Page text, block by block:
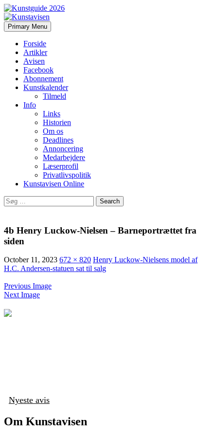
Kunstavisen
Search
Primary Menu Skip
to
Forside
Artikler
Avisen
Facebook
Abonnement
Kunstkalender
Tilmeld
Info
Links
Historien
Om os
Deadlines
Annoncering
Medarbejdere
Læserprofil
Privatlivspolitik
Kunstavisen Online
Search
for:
4b Henry Luckow-Nielsen – Barneportrættet fra
siden
October 11, 2023 672 × 820 Henry Luckow-Nielsens model af
H.C. Andersen-statuen sat til salg
Previous Image
Next Image
Nyeste avis
Om Kunstavisen